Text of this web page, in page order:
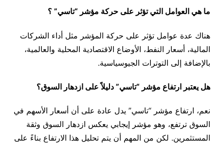
ما هي العوامل التي تؤثر على حركة مؤشر “تاسي” ؟
هناك عدة عوامل تؤثر على حركة المؤشر مثل أداء الشركات
المالية، أسعار النفط، الأوضاع الاقتصادية المحلية والعالمية،
بالإضافة إلى التوترات الجيوسياسية.
هل يعتبر ارتفاع مؤشر “تاسي” دليلاً على ازدهار السوق؟
نعم، ارتفاع مؤشر “تاسي” يدل عادة على أن أسعار الأسهم في
السوق ترتفع، وهو مؤشر إيجابي يعكس ازدهار السوق وثقة
المستثمرين. لكن من المهم أن يتم تحليل هذا الارتفاع بناءً على